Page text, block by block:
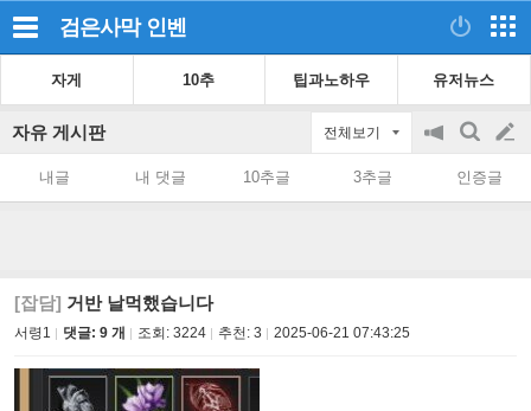
검은사막 인벤
자게 10추 팁과노하우 유저뉴스
자유 게시판 전체보기
공
on/off
검
색
글
쓰
내글 내 댓글 10추글 3추글 인증글
[잡담] 거반 날먹했습니다
서령1 댓글: 9 개 조회: 3224 추천: 3 2025-06-21 07:43:25